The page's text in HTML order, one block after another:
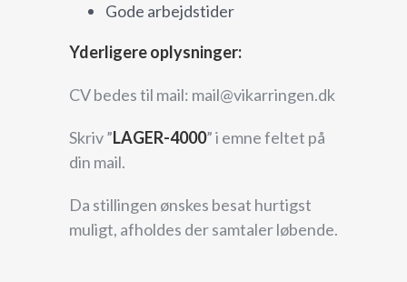
Gode arbejdstider
Yderligere oplysninger:
CV bedes til mail: mail@vikarringen.dk
Skriv ”LAGER-4000” i emne feltet på
din mail.
Da stillingen ønskes besat hurtigst
muligt, afholdes der samtaler løbende.